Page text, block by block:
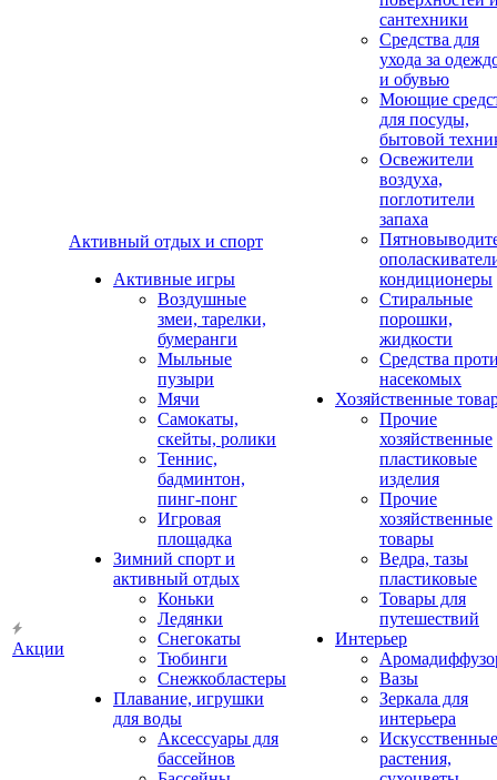
Акции
Активный отдых и спорт
Активные игры
Воздушные
змеи, тарелки,
бумеранги
Мыльные
пузыри
Мячи
Самокаты,
скейты, ролики
Теннис,
бадминтон,
пинг-понг
Игровая
площадка
Зимний спорт и
активный отдых
Коньки
Ледянки
Снегокаты
Тюбинги
Снежкобластеры
Плавание, игрушки
для воды
Аксессуары для
бассейнов
сантехники
Средства для
ухода за
и обувью
Моющие
для посуды,
бытовой
Освежители
воздуха,
поглотители
запаха
кондиционеры
Стиральные
порошки,
жидкости
Средства
насекомых
Хозяйственные
Прочие
хозяйственные
пластиковые
изделия
Прочие
хозяйственные
товары
Ведра, тазы
пластиковые
Товары для
путешествий
Интерьер
Вазы
Зеркала для
интерьера
Искусственные
растения,